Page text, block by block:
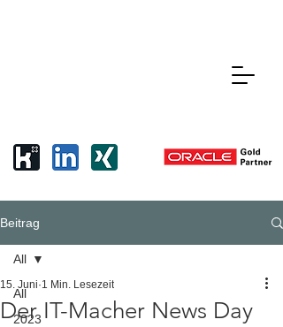
Beitrag
All
2023
All
Der IT-Macher News Day
15. Juni 1 Min. Lesezeit